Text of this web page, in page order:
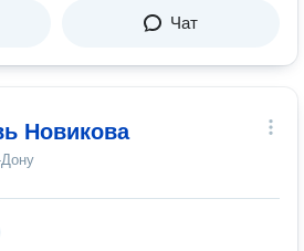
Чат
Новикова
Дону